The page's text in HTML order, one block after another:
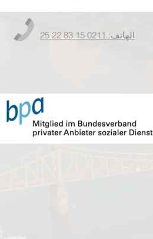
الهاتف: 0211 15 83 22 25